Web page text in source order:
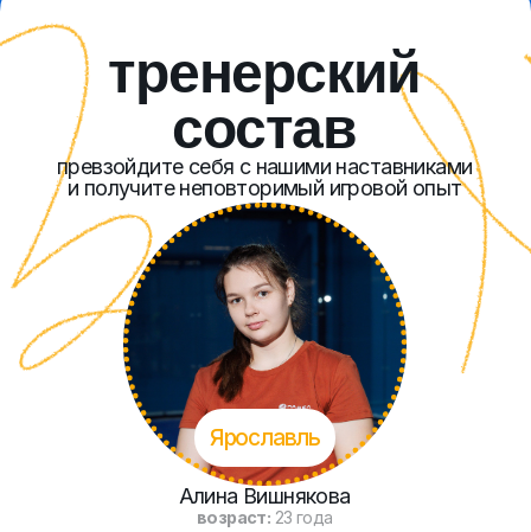
опыт работы 25 лет, мастер спорта по большому теннису
Воронеж
Межов Александр
возраст:40 лет
кого тренирует: взрослые начинающие
и продвинутые любители
любимый удар:
вибора/бандеха